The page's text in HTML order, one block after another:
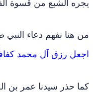
يجره الشبع من قسوة
من هنا نفهم دعاء
اجعل رزق آل محمد
كما حذر سيدنا عمر بن